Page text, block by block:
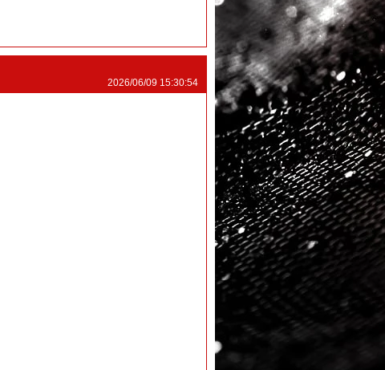
2026/06/09 15:30:54